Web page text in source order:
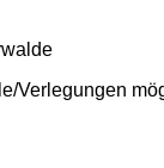
Verlegungen